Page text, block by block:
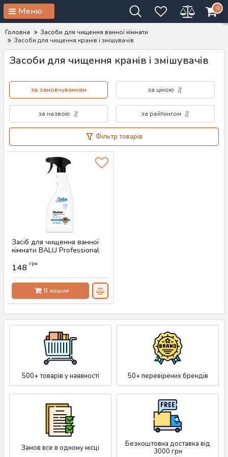
Меню 0
Головна
Засоби для чищення ванної кімнати
Засоби для чищення кранів і змішувачів
Засоби для чищення кранів і змішувачів
за замовчуванням за ціною
за назвою за рейтингом
Фільтр товарів
Засіб для чищення ванної
кімнати BALU Professional
Артикул:
148 грн
В кошик
500+ товарів у наявності 50+ перевірених брендів
Замов все в одному місці
Безкоштовна доставка від
3000 грн